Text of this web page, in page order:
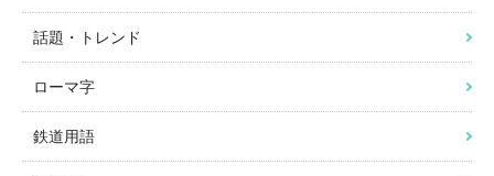
話題・トレンド
ローマ字
鉄道用語